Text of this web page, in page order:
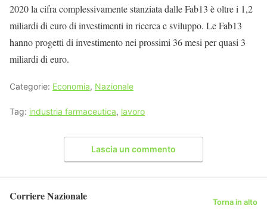
2020 la cifra complessivamente stanziata dalle Fab13 è oltre i 1,2
miliardi di euro di investimenti in ricerca e sviluppo. Le Fab13
hanno progetti di investimento nei prossimi 36 mesi per quasi 3
miliardi di euro.
Categorie: Economia, Nazionale
Tag: industria farmaceutica, lavoro
Lascia un commento
Corriere Nazionale Torna in alto